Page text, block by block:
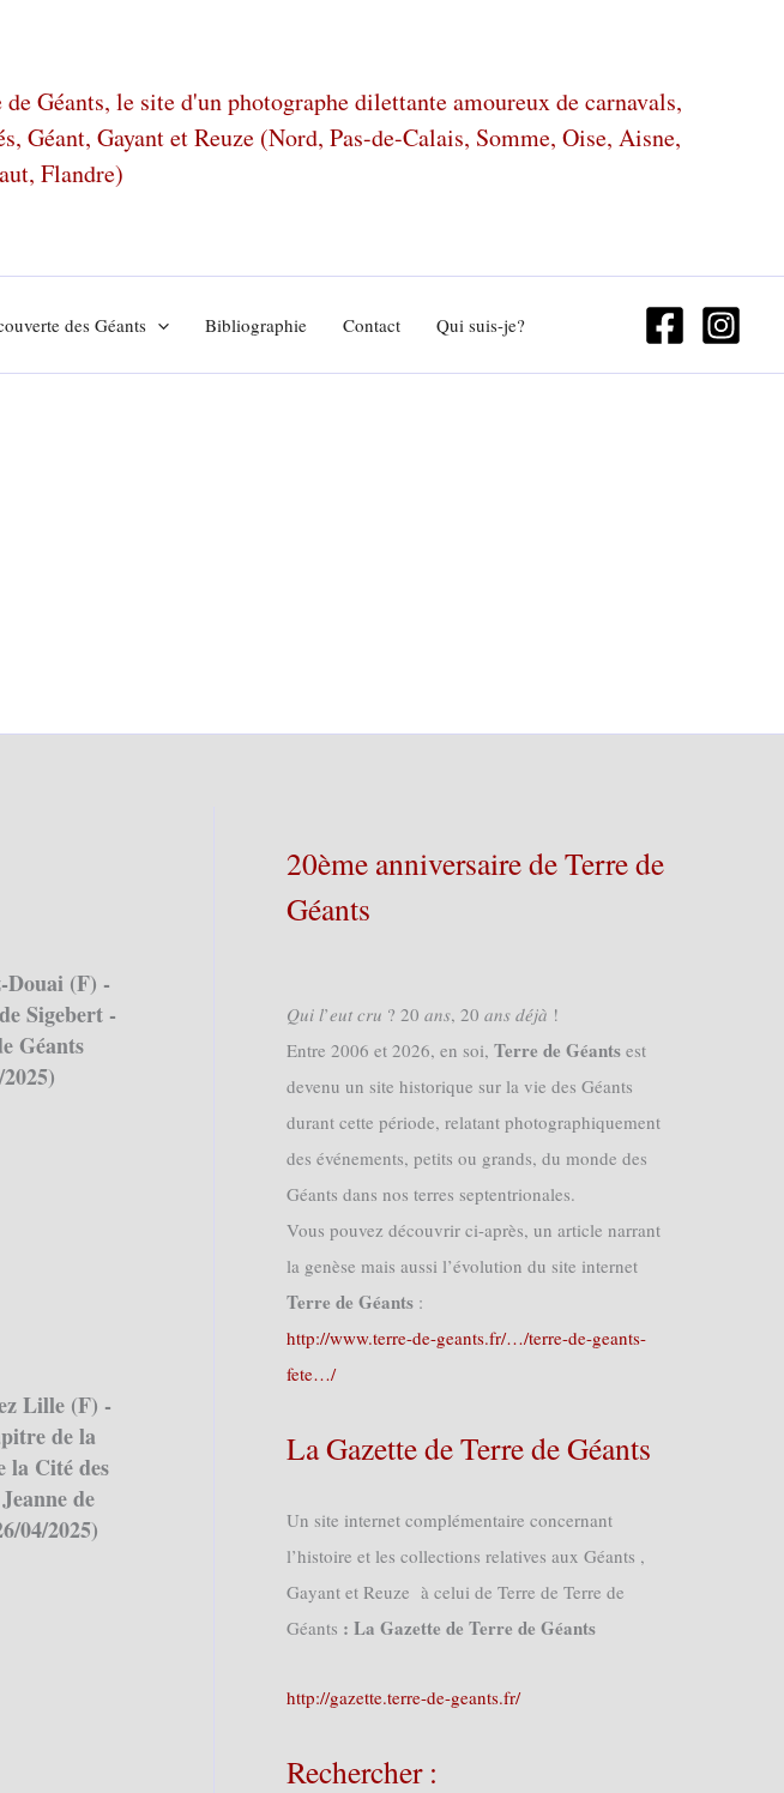
de Géants, le site d'un photographe dilettante amoureux de carnavals,
Géant, Gayant et Reuze (Nord, Pas-de-Calais, Somme, Oise, Aisne,
Flandre)
des Géants Bibliographie Contact Qui suis-je?
Douai (F) -
Sigebert -
Géants
Lille (F) -
de la
la Cité des
de
04/2025)
20ème anniversaire de Terre de
Géants
𝑄𝑢𝑖 𝑙’𝑒𝑢𝑡 𝑐𝑟𝑢 ? 20 𝑎𝑛𝑠, 20 𝑎𝑛𝑠 𝑑𝑒́𝑗𝑎̀ !
Entre 2006 et 2026, en soi,Terre de Géants est
devenu un site historique sur la vie des Géants
durant cette période, relatant photographiquement
des événements, petits ou grands, du monde des
Géants dans nos terres septentrionales.
Vous pouvez découvrir ci-après, un article narrant
la genèse mais aussi l’évolution du site internet
Terre de Géants :
http://www.terre-de-geants.fr/…/terre-de-geants-
fete…/
La Gazette de Terre de Géants
Un site internet complémentaire concernant
l’histoire et les collections relatives aux Géants ,
Gayant et Reuze à celui de Terre de Terre de
Géants : La Gazette de Terre de Géants
http://gazette.terre-de-geants.fr/
Rechercher :